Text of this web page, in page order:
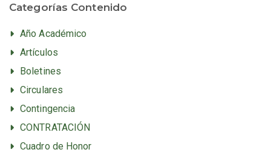
Categorías Contenido
Año Académico
Artículos
Boletines
Circulares
Contingencia
CONTRATACIÓN
Cuadro de Honor